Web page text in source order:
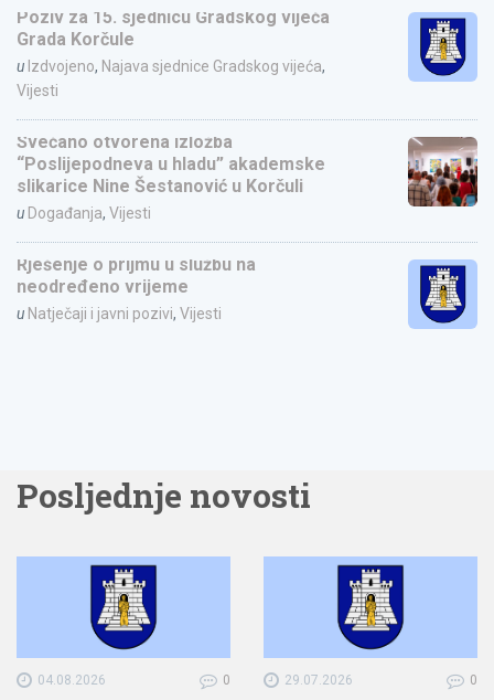
Poziv za 15. sjednicu Gradskog vijeća
Grada Korčule
u Izdvojeno, Najava sjednice Gradskog vijeća,
Vijesti
Svečano otvorena izložba
“Poslijepodneva u hladu” akademske
slikarice Nine Šestanović u Korčuli
u Događanja, Vijesti
Rješenje o prijmu u službu na
neodređeno vrijeme
u Natječaji i javni pozivi, Vijesti
Posljednje novosti
04.08.2026 0 29.07.2026 0